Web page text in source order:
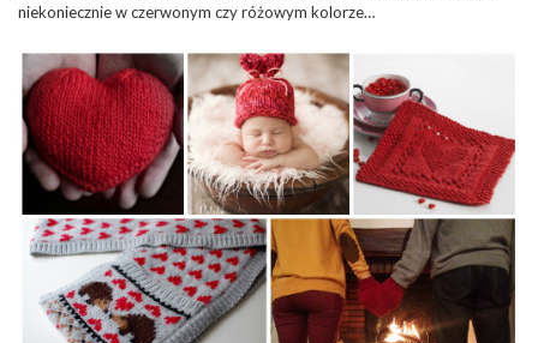
niekoniecznie w czerwonym czy różowym kolorze…